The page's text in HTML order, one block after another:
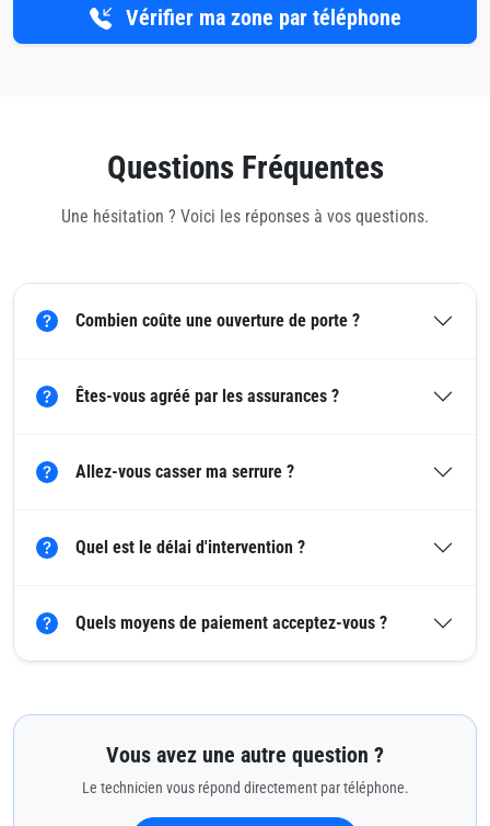
Vérifier ma zone par téléphone
Questions Fréquentes
Une hésitation ? Voici les réponses à vos questions.
Combien coûte une ouverture de porte ?
Êtes-vous agréé par les assurances ?
Allez-vous casser ma serrure ?
Quel est le délai d'intervention ?
Quels moyens de paiement acceptez-vous ?
Vous avez une autre question ?
Le technicien vous répond directement par téléphone.